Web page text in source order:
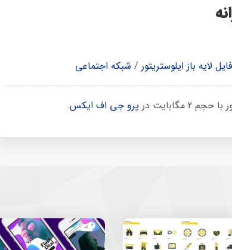
فایل لایه باز ایلوستریتور/ شبکه اجتماعی
در پرو جی اف ایکس.